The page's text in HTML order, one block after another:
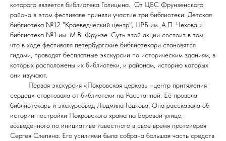
которого является библиотека Голицына. От ЦБС Фрунзенского
района в этом фестивале приняли участие три библиотеки: Детская
библиотека №12 "Краеведческий центр", ЦРБ им. А.П. Чехова и
библиотека №1 им. М.В. Фрунзе. Суть этой акции состоит в том,
что в ходе фестиваля петербургские библиотекари становятся
гидами, проводят бесплатные экскурсии по историческим зданиям, в
которых расположены их библиотеки, и районам, историю которых
они изучают.
Первая экскурсия «Покровская церковь –центр притяжения
сердец» стартовала от библиотеки на Расстанной. Её провела
библиотекарь и экскурсовод Людмила Годкова. Она рассказала об
истории постройки Покровского храма на Боровой улице,
возведенного по инициативе известного в свое время протоиерея
Сергея Слепяна. Его усилиями была собрана большая часть средств